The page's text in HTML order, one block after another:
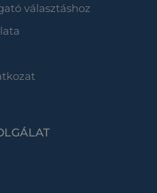
választáshoz